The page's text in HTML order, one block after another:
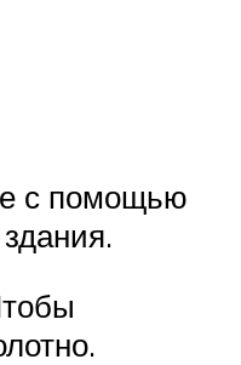
с помощью